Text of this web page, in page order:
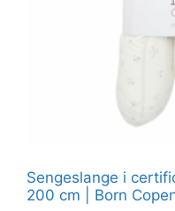
Sengeslange i
200 cm | Born